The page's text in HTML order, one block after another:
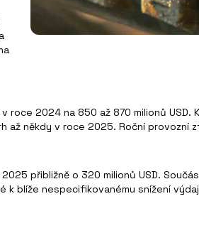
2024 na 850 až 870 milionů
někdy v roce 2025. Roční provozní
přibližně o 320 milionů USD.
blíže nespecifikovanému snížení